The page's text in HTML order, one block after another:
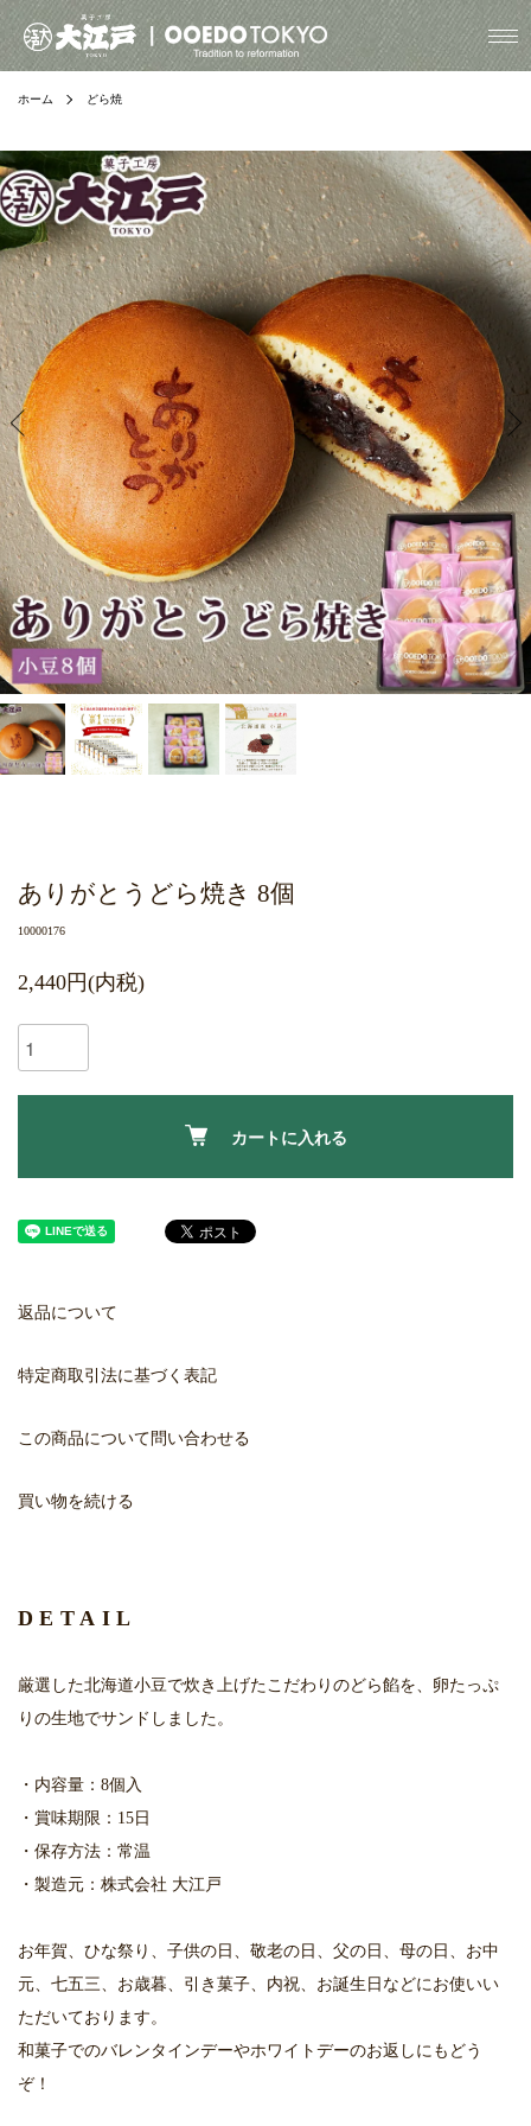
ホーム どら焼
ありがとうどら焼き 8個
10000176
2,440円(内税)
カートに入れる
返品について
特定商取引法に基づく表記
この商品について問い合わせる
買い物を続ける
DETAIL
厳選した北海道小豆で炊き上げたこだわりのどら餡を、卵たっぷ
りの生地でサンドしました。
・内容量：8個入
・賞味期限：15日
・保存方法：常温
・製造元：株式会社 大江戸
お年賀、ひな祭り、子供の日、敬老の日、父の日、母の日、お中
元、七五三、お歳暮、引き菓子、内祝、お誕生日などにお使いい
ただいております。
和菓子でのバレンタインデーやホワイトデーのお返しにもどう
ぞ！